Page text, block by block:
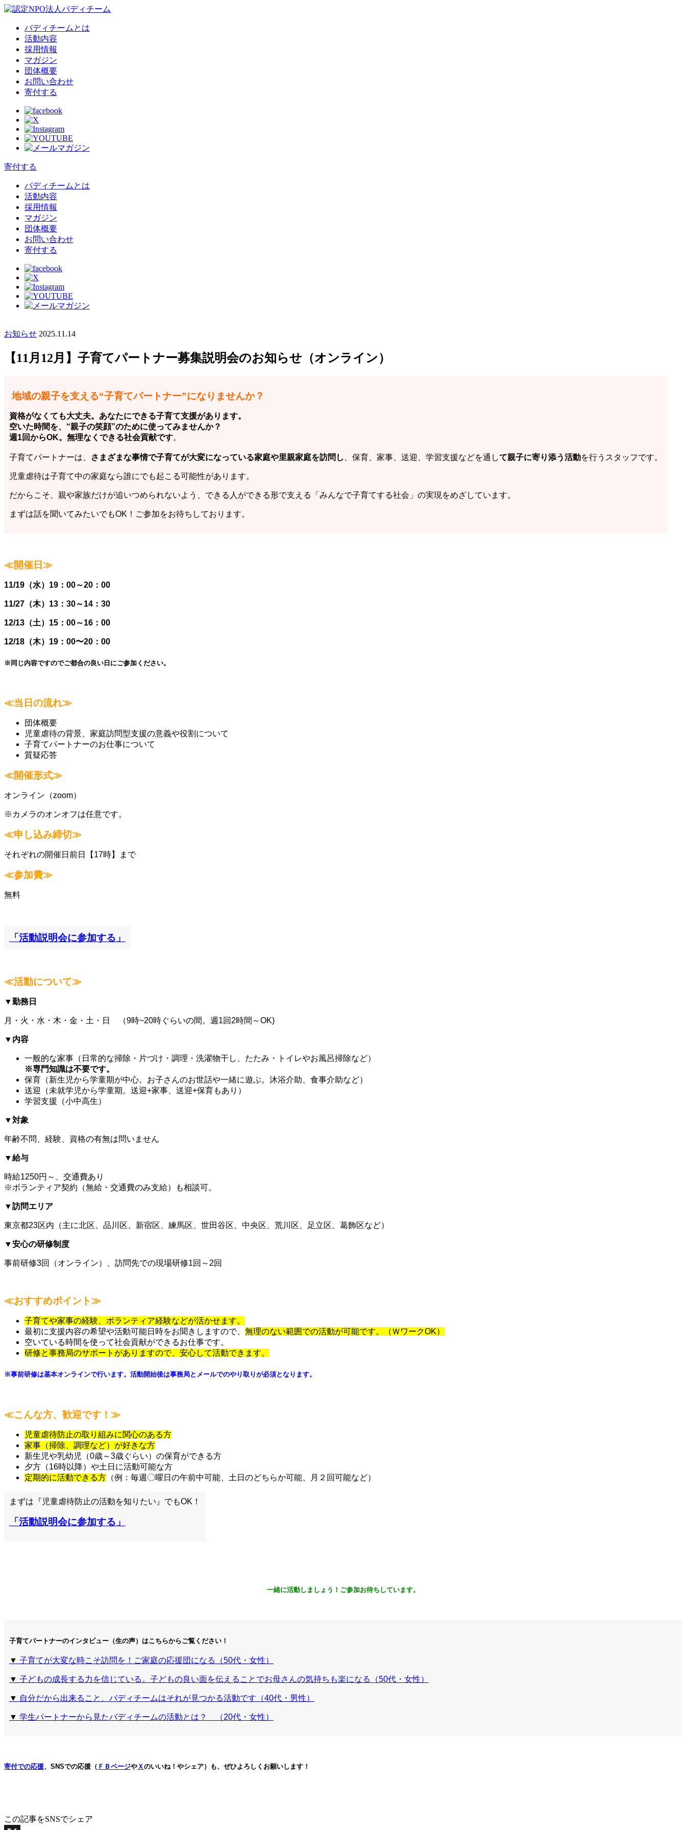
バディチームとは
活動内容
採用情報
マガジン
団体概要
お問い合わせ
寄付する
寄付する
バディチームとは
活動内容
採用情報
マガジン
団体概要
お問い合わせ
寄付する
お知らせ 2025.11.14
【11月12月】子育てパートナー募集説明会のお知らせ（オンライン）
地域の親子を支える“子育てパートナー”になりませんか？
資格がなくても大丈夫。あなたにできる子育て支援があります。
空いた時間を、“親子の笑顔”のために使ってみませんか？
週1回からOK。無理なくできる社会貢献です。
子育てパートナーは、 さまざまな事情で子育てが大変になっている家庭や里親家庭を訪問し 、保育、家事、送迎、学習支援などを通して親子に寄り添う活動を行うスタッフです。
児童虐待は子育て中の家庭なら誰にでも起こる可能性があります。
だからこそ、親や家族だけが追いつめられないよう、できる人ができる形で支える「みんなで子育てする社会」の実現をめざしています。
まずは話を聞いてみたいでもOK！ご参加をお待ちしております。
≪開催日≫
11/19（水）19：00～20：00
11/27（木）13：30～14：30
12/13（土）15：00～16：00
12/18（木）19：00〜20：00
※同じ内容ですのでご都合の良い日にご参加ください。
≪当日の流れ≫
団体概要
児童虐待の背景、家庭訪問型支援の意義や役割について
子育てパートナーのお仕事について
質疑応答
≪開催形式≫
オンライン（zoom）
※カメラのオンオフは任意です。
≪申し込み締切≫
それぞれの開催日前日【17時】まで
≪参加費≫
無料
「活動説明会に参加する 」
≪活動について≫
▼勤務日
月・火・水・木・金・土・日 （9時~20時ぐらいの間。週1回2時間～OK)
▼内容
一般的な家事（日常的な掃除・片づけ・調理・洗濯物干し、たたみ・トイレやお風呂掃除など）
※専門知識は不要です。
保育（新生児から学童期が中心。お子さんのお世話や一緒に遊ぶ。沐浴介助、食事介助など）
送迎（未就学児から学童期。送迎+家事、送迎+保育もあり）
学習支援（小中高生）
▼対象
年齢不問、経験、資格の有無は問いません
▼給与
時給1250円～、交通費あり
※ボランティア契約（無給・交通費のみ支給）も相談可。
▼訪問エリア
東京都23区内（主に北区、品川区、新宿区、練馬区、世田谷区、中央区、荒川区、足立区、葛飾区など）
▼安心の研修制度
事前研修3回（オンライン）、訪問先での現場研修1回～2回
≪おすすめポイント≫
子育てや家事の経験、ボランティア経験などが活かせます。
最初に支援内容の希望や活動可能日時をお聞きしますので、 無理のない範囲での活動が可能です。（ＷワークOK）
空いている時間を使って社会貢献ができるお仕事です。
研修と事務局のサポートがありますので、安心して活動できます。
※事前研修は基本オンラインで行います。活動開始後は事務局とメールでのやり取りが必須となります。
≪こんな方、歓迎です！≫
児童虐待防止の取り組みに関心のある方
家事（掃除、調理など）が好きな方
新生児や乳幼児（0歳～3歳ぐらい）の保育ができる方
夕方（16時以降）や土日に活動可能な方
定期的に活動できる方 （例：毎週〇曜日の午前中可能、土日のどちらか可能、月２回可能など）
まずは『児童虐待防止の活動を知りたい』でもOK！
「活動説明会に参加する 」
一緒に活動しましょう！ご参加お待ちしています。
子育てパートナーのインタビュー（生の声） はこちらからご覧ください！
▼ 子育てが大変な時こそ訪問を！ご家庭の応援団になる（50代・女性）
▼ 子どもの成長する力を信じている。子どもの良い面を伝えることでお母さんの気持ちも楽になる（50代・女性）
▼ 自分だから出来ること、バディチームはそれが見つかる活動です（40代・男性）
▼ 学生パートナーから見たバディチームの活動とは？ （20代・女性）
寄付での応援、SNSでの応援（ ＦＢページや Ｘ のいいね！やシェア）も、ぜひよろしくお願いします！
この記事をSNSでシェア